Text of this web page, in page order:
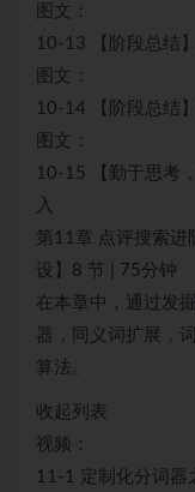
图文：
10-13 【阶段总结
图文：
10-14 【阶段总结
图文：
10-15 【勤于思考
入
第11章 点评搜索进
设】8 节 | 75分钟
在本章中，通过发
器，同义词扩展，
算法。
收起列表
视频：
11-1 定制化分词器